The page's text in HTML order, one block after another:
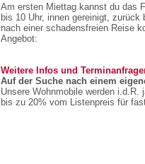
Am ersten Miettag kannst du das
bis 10 Uhr, innen gereinigt,
nach einer schadensfreien Reise
Angebot:
Weitere Infos und
Auf der Suche nach einem
Unsere Wohnmobile werden
bis zu 20% vom Listenpreis für